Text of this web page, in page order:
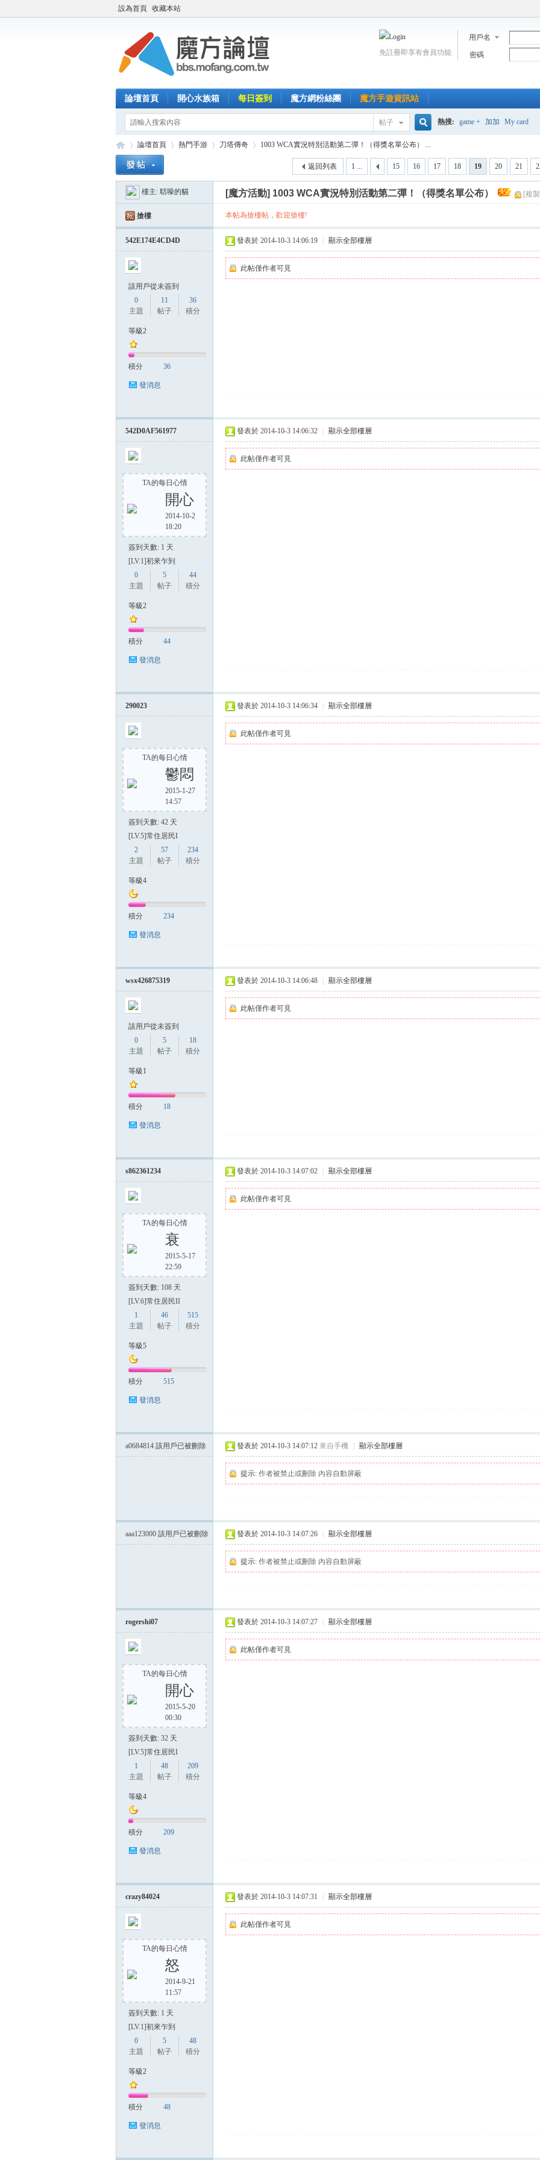
設為首頁 收藏本站
用戶名
密碼
免註冊即享有會員功能
論壇首頁 開心水族箱 每日簽到 魔方網粉絲團 魔方手遊資訊站
帖子 熱搜: game + 加加 My card
»
論壇首頁 熱門手游 刀塔傳奇
›
1003 WCA實況特別活動第二彈！（得獎名單公布） ...
1 ... 15 16 17 18 19 20 21
返回列表
樓主: 聒噪的貓 [魔方活動] 1003 WCA實況特別活動第二彈！（得獎名單公布） [複
搶樓 本帖為搶樓帖，歡迎搶樓!
542E174E4CD4D
該用戶從未簽到
0
主題
11
帖子
36
積分
等級2
積分 36
發消息
發表於 2014-10-3 14:06:19 顯示全部樓層
此帖僅作者可見
542D0AF561977
TA的每日心情
開心
2014-10-2
18:20
簽到天數: 1 天
[LV.1]初來乍到
0
主題
5
帖子
44
積分
等級2
積分 44
發消息
發表於 2014-10-3 14:06:32 顯示全部樓層
此帖僅作者可見
290023
TA的每日心情
鬱悶
2015-1-27
14:57
簽到天數: 42 天
[LV.5]常住居民I
2
主題
57
帖子
234
積分
等級4
積分 234
發消息
發表於 2014-10-3 14:06:34 顯示全部樓層
此帖僅作者可見
wsx426875319
該用戶從未簽到
0
主題
5
帖子
18
積分
等級1
積分 18
發消息
發表於 2014-10-3 14:06:48 顯示全部樓層
此帖僅作者可見
s862361234
TA的每日心情
衰
2015-5-17
22:59
簽到天數: 108 天
[LV.6]常住居民II
1
主題
46
帖子
515
積分
等級5
積分 515
發消息
發表於 2014-10-3 14:07:02 顯示全部樓層
此帖僅作者可見
a0684814 該用戶已被刪除 發表於 2014-10-3 14:07:12 來自手機 顯示全部樓層
提示: 作者被禁止或刪除 內容自動屏蔽
aaa123000 該用戶已被刪除 發表於 2014-10-3 14:07:26 顯示全部樓層
提示: 作者被禁止或刪除 內容自動屏蔽
rogershi07
TA的每日心情
開心
2015-5-20
00:30
簽到天數: 32 天
[LV.5]常住居民I
1
主題
48
帖子
209
積分
等級4
積分 209
發消息
發表於 2014-10-3 14:07:27 顯示全部樓層
此帖僅作者可見
crazy84024
TA的每日心情
怒
2014-9-21
11:57
簽到天數: 1 天
[LV.1]初來乍到
0
主題
5
帖子
48
積分
等級2
積分 48
發消息
發表於 2014-10-3 14:07:31 顯示全部樓層
此帖僅作者可見